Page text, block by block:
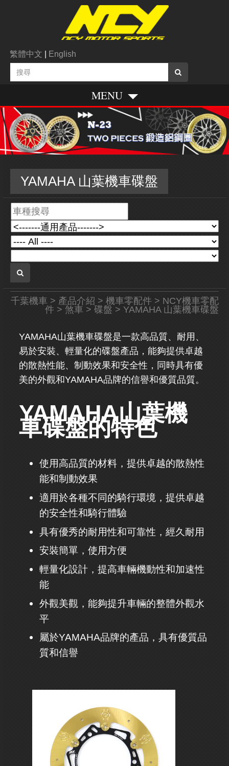
繁體中文 English
MENU
YAMAHA 山葉機車碟盤
千葉機車 > 產品介紹 > 機車零配件 > NCY機車零配
件 > 煞車 > 碟盤 > YAMAHA 山葉機車碟盤
YAMAHA山葉機車碟盤是一款高品質、耐用、
易於安裝、輕量化的碟盤產品，能夠提供卓越
的散熱性能、制動效果和安全性，同時具有優
美的外觀和YAMAHA品牌的信譽和優質品質。
YAMAHA山葉機
車碟盤的特色
使用高品質的材料，提供卓越的散熱性
能和制動效果
適用於各種不同的騎行環境，提供卓越
的安全性和騎行體驗
具有優秀的耐用性和可靠性，經久耐用
安裝簡單，使用方便
輕量化設計，提高車輛機動性和加速性
能
外觀美觀，能夠提升車輛的整體外觀水
平
屬於YAMAHA品牌的產品，具有優質品
質和信譽